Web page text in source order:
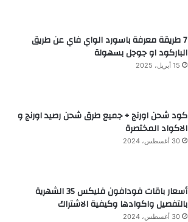
7 طريقة معرفة باسورد الواي فاي عن طريق
الباركود او جوجل بسهولة
15 أبريل، 2025
كود شحن اورنج + جميع طرق شحن رصيد اورنج و
الاكواد المختصرة
30 أغسطس، 2024
أسعار باقات فودافون فلیکس 35 الشهرية
بالتفصيل واكوادها وكيفية الاشتراك
30 أغسطس، 2024